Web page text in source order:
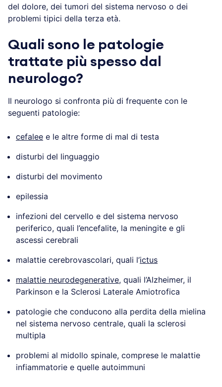
del dolore, dei tumori del sistema nervoso o dei
problemi tipici della terza età.
Quali sono le patologie
trattate più spesso dal
neurologo?
Il neurologo si confronta più di frequente con le
seguenti patologie:
cefalee e le altre forme di mal di testa
disturbi del linguaggio
disturbi del movimento
epilessia
infezioni del cervello e del sistema nervoso
periferico, quali l’encefalite, la meningite e gli
ascessi cerebrali
malattie cerebrovascolari, quali l’ictus
malattie neurodegenerative, quali l’Alzheimer, il
Parkinson e la Sclerosi Laterale Amiotrofica
patologie che conducono alla perdita della mielina
nel sistema nervoso centrale, quali la sclerosi
multipla
problemi al midollo spinale, comprese le malattie
infiammatorie e quelle autoimmuni